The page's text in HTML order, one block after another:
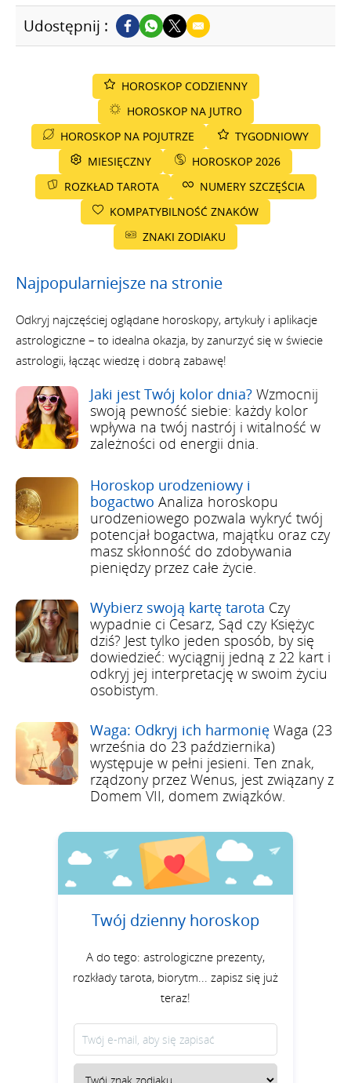
Udostępnij :
HOROSKOP CODZIENNY
HOROSKOP NA JUTRO
HOROSKOP NA POJUTRZE
TYGODNIOWY
MIESIĘCZNY
HOROSKOP 2026
ROZKŁAD TAROTA
NUMERY SZCZĘŚCIA
KOMPATYBILNOŚĆ ZNAKÓW
ZNAKI ZODIAKU
Najpopularniejsze na stronie
Odkryj najczęściej oglądane horoskopy, artykuły i aplikacje
astrologiczne – to idealna okazja, by zanurzyć się w świecie
astrologii, łącząc wiedzę i dobrą zabawę!
Jaki jest Twój kolor dnia? Wzmocnij
swoją pewność siebie: każdy kolor
wpływa na twój nastrój i witalność w
zależności od energii dnia.
Horoskop urodzeniowy i
bogactwo Analiza horoskopu
urodzeniowego pozwala wykryć twój
potencjał bogactwa, majątku oraz czy
masz skłonność do zdobywania
pieniędzy przez całe życie.
Wybierz swoją kartę tarota Czy
wypadnie ci Cesarz, Sąd czy Księżyc
dziś? Jest tylko jeden sposób, by się
dowiedzieć: wyciągnij jedną z 22 kart i
odkryj jej interpretację w swoim życiu
osobistym.
Waga: Odkryj ich harmonię Waga (23
września do 23 października)
występuje w pełni jesieni. Ten znak,
rządzony przez Wenus, jest związany z
Domem VII, domem związków.
Twój dzienny horoskop
A do tego: astrologiczne prezenty,
rozkłady tarota, biorytm... zapisz się już
teraz!